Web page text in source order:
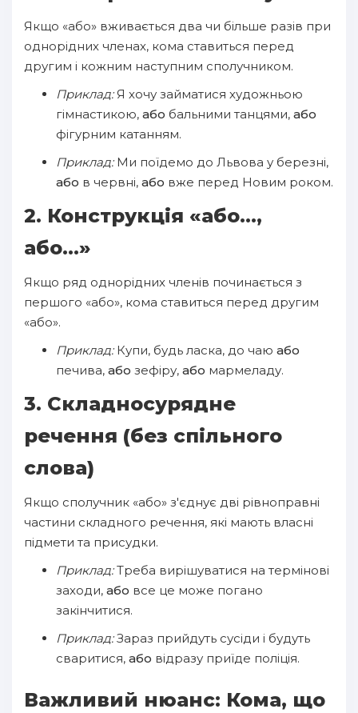
Якщо «або» вживається два чи більше разів при
однорідних членах, кома ставиться перед
другим і кожним наступним сполучником.
Приклад:Я хочу займатися художньою
гімнастикою, або бальними танцями, або
фігурним катанням.
Приклад:Ми поїдемо до Львова у березні,
або в червні, або вже перед Новим роком.
2. Конструкція «або...,
або...»
Якщо ряд однорідних членів починається з
першого «або», кома ставиться перед другим
«або».
Приклад:Купи, будь ласка, до чаю або
печива, або зефіру, або мармеладу.
3. Складносурядне
речення (без спільного
слова)
Якщо сполучник «або» з'єднує дві рівноправні
частини складного речення, які мають власні
підмети та присудки.
Приклад:Треба вирішуватися на термінові
заходи, або все це може погано
закінчитися.
Приклад:Зараз прийдуть сусіди і будуть
сваритися, або відразу приїде поліція.
Важливий нюанс: Кома, що